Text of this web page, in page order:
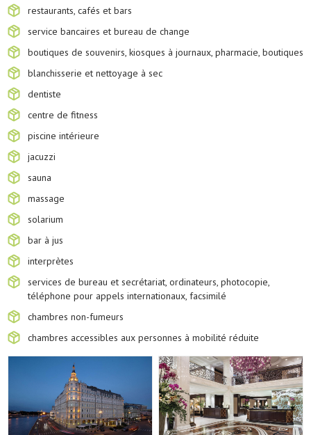
restaurants, cafés et bars
service bancaires et bureau de change
boutiques de souvenirs, kiosques à journaux, pharmacie, boutiques
blanchisserie et nettoyage à sec
dentiste
centre de fitness
piscine intérieure
jacuzzi
sauna
massage
solarium
bar à jus
interprètes
services de bureau et secrétariat, ordinateurs, photocopie,
téléphone pour appels internationaux, facsimilé
chambres non-fumeurs
chambres accessibles aux personnes à mobilité réduite